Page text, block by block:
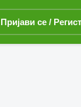
Пријави се /